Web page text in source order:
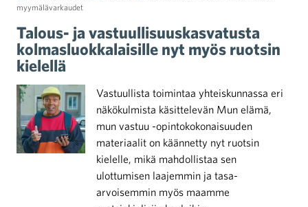
myymälävarkaudet
Talous- ja vastuullisuuskasvatusta
kolmasluokkalaisille nyt myös ruotsin
kielellä
Vastuullista toimintaa yhteiskunnassa eri
näkökulmista käsittelevän Mun elämä,
mun vastuu -opintokokonaisuuden
materiaalit on käännetty nyt ruotsin
kielelle, mikä mahdollistaa sen
ulottumisen laajemmin ja tasa-
arvoisemmin myös maamme